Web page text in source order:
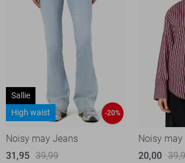
Sallie
High waist
-20%
Noisy may Jeans
31,95 39,99
Noisy
20,00